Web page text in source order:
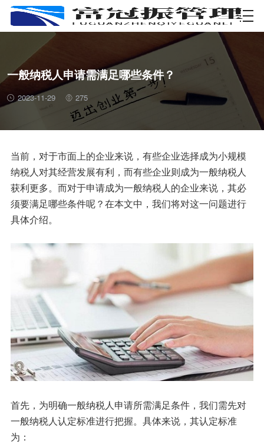
资质许可
一般纳税人申请需满足哪些条件？
2023-11-29 275
当前，对于市面上的企业来说，有些企业选择成为小规模
纳税人对其经营发展有利，而有些企业则成为一般纳税人
获利更多。而对于申请成为一般纳税人的企业来说，其必
须要满足哪些条件呢？在本文中，我们将对这一问题进行
具体介绍。
首先，为明确一般纳税人申请所需满足条件，我们需先对
一般纳税人认定标准进行把握。具体来说，其认定标准
为：